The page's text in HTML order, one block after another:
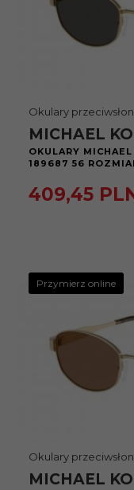
Okulary
MICHAEL
OKULARY
189687 56
409,45
Przymierz online
Okulary
MICHAEL